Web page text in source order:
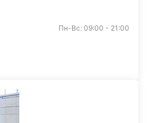
Пн-Вс: 09:00 - 21:00